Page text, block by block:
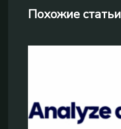
Похожие статьи